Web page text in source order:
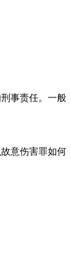
事责任。一般
意伤害罪如何